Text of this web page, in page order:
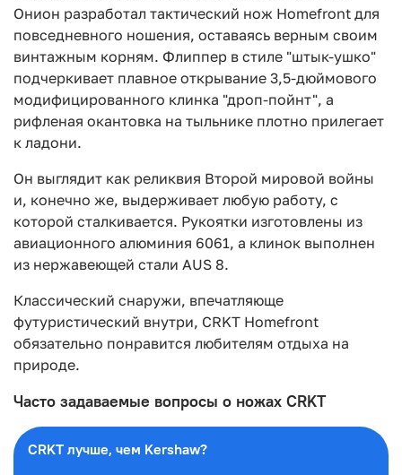
Онион разработал тактический нож Homefront для
повседневного ношения, оставаясь верным своим
винтажным корням. Флиппер в стиле "штык-ушко"
подчеркивает плавное открывание 3,5-дюймового
модифицированного клинка "дроп-пойнт", а
рифленая окантовка на тыльнике плотно прилегает
к ладони.
Он выглядит как реликвия Второй мировой войны
и, конечно же, выдерживает любую работу, с
которой сталкивается. Рукоятки изготовлены из
авиационного алюминия 6061, а клинок выполнен
из нержавеющей стали AUS 8.
Классический снаружи, впечатляюще
футуристический внутри, CRKT Homefront
обязательно понравится любителям отдыха на
природе.
Часто задаваемые вопросы о ножах CRKT
CRKT лучше, чем Kershaw?